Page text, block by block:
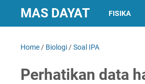
MAS DAYAT FISIKA
Home / Biologi /Soal IPA
Perhatikan data